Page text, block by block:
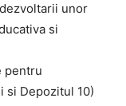
unor
si
pentru
si Depozitul 10)